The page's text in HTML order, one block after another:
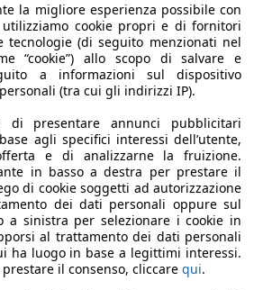
la migliore esperienza possibile con
cookie propri e di fornitori
tecnologie (di seguito menzionati nel
“cookie”) allo scopo di salvare e
a informazioni sul dispositivo
(tra cui gli indirizzi IP).
di presentare annunci pubblicitari
agli specifici interessi dell’utente,
e di analizzarne la fruizione.
in basso a destra per prestare il
di cookie soggetti ad autorizzazione
dei dati personali oppure sul
a sinistra per selezionare i cookie in
al trattamento dei dati personali
ha luogo in base a legittimi interessi.
prestare il consenso, cliccare qui.